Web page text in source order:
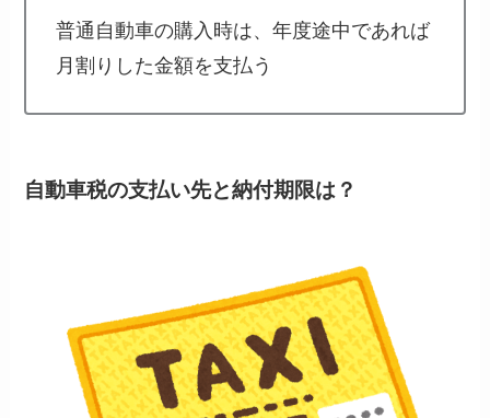
普通自動車の購入時は、年度途中であれば
月割りした金額を支払う
自動車税の支払い先と納付期限は？